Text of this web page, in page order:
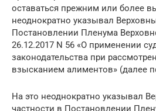
оставаться прежним или более
неоднократно указывал
Постановлении Пленума
26.12.2017 N 56 «О применении
законодательства при
взысканием алиментов» (далее
На это неоднократно указывал
частности в Постановлении